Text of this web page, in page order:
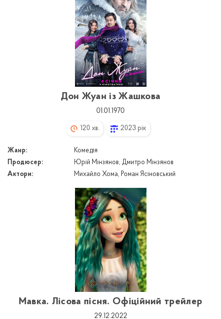
Дон Жуан із Жашкова
01.01.1970
120 хв. 2023 рік
Жанр:
Комедія
Продюсер:
Юрій Мінзянов, Дмитро Мінзянов
Актори:
Михайло Хома, Роман Ясіновський
Мавка. Лісова пісня. Офіційний трейлер
29.12.2022